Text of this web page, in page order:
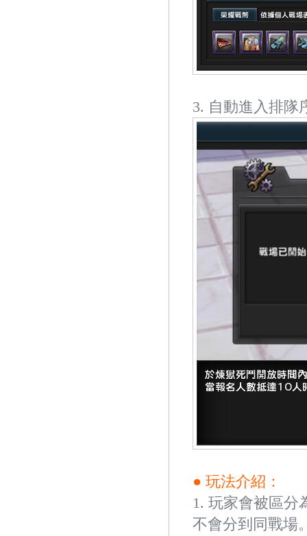
3. 自動進入排隊
● 玩法介紹：
1. 玩家會被區分
不會分到同戰場